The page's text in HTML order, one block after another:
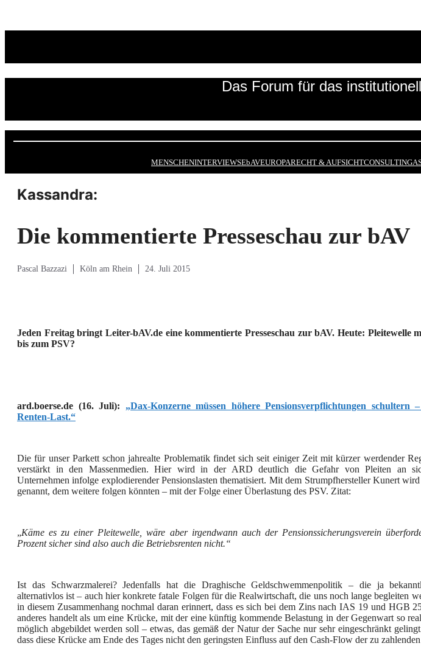
Das Forum für das
MENSCHENINTERVIEWSEbAVEUROPARECHT & AUFSICHTCONSULTING
Kassandra:
Die kommentierte Presseschau zur bAV
Pascal Bazzazi Köln am Rhein 24. Juli 2015
Jeden Freitag bringt Leiter-bAV.de eine kommentierte Presseschau zur bAV. Heute: Pleitewelle
bis zum PSV?
ard.boerse.de (16. Juli): „Dax-Konzerne müssen höhere Pensionsverpflichtungen schultern
Renten-Last.“
Die für unser Parkett schon jahrealte Problematik findet sich seit einiger Zeit mit kürzer werdender
verstärkt in den Massenmedien. Hier wird in der ARD deutlich die Gefahr von Pleiten an
Unternehmen infolge explodierender Pensionslasten thematisiert. Mit dem Strumpfhersteller Kunert
genannt, dem weitere folgen könnten – mit der Folge einer Überlastung des PSV. Zitat:
„Käme es zu einer Pleitewelle, wäre aber irgendwann auch der Pensionssicherungsverein
Prozent sicher sind also auch die Betriebsrenten nicht.“
Ist das Schwarzmalerei? Jedenfalls hat die Draghische Geldschwemmenpolitik – die ja
alternativlos ist – auch hier konkrete fatale Folgen für die Realwirtschaft, die uns noch lange begleiten
in diesem Zusammenhang nochmal daran erinnert, dass es sich bei dem Zins nach IAS 19 und HGB
anderes handelt als um eine Krücke, mit der eine künftig kommende Belastung in der Gegenwart so
möglich abgebildet werden soll – etwas, das gemäß der Natur der Sache nur sehr eingeschränkt
dass diese Krücke am Ende des Tages nicht den geringsten Einfluss auf den Cash-Flow der zu